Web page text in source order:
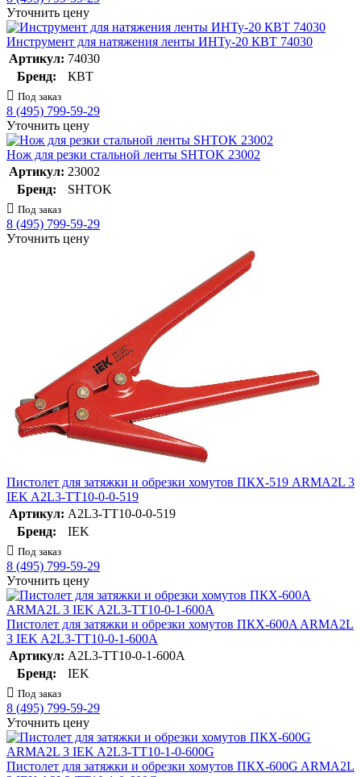
Уточнить цену
Инструмент для натяжения ленты ИНТу-20 КВТ 74030
Артикул: 74030
Бренд:
КВТ
Под заказ
8 (495) 799-59-29
Уточнить цену
Нож для резки стальной ленты SHTOK 23002
Артикул: 23002
Бренд:
SHTOK
Под заказ
8 (495) 799-59-29
Уточнить цену
Пистолет для затяжки и обрезки хомутов ПКХ-519 ARMA2L 3
IEK A2L3-TT10-0-0-519
Артикул: A2L3-TT10-0-0-519
Бренд:
IEK
Под заказ
8 (495) 799-59-29
Уточнить цену
Пистолет для затяжки и обрезки хомутов ПКХ-600A ARMA2L
3 IEK A2L3-TT10-0-1-600A
Артикул: A2L3-TT10-0-1-600A
Бренд:
IEK
Под заказ
8 (495) 799-59-29
Уточнить цену
Пистолет для затяжки и обрезки хомутов ПКХ-600G ARMA2L